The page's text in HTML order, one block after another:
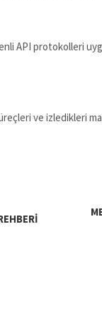
API protokolleri
ve izledikleri